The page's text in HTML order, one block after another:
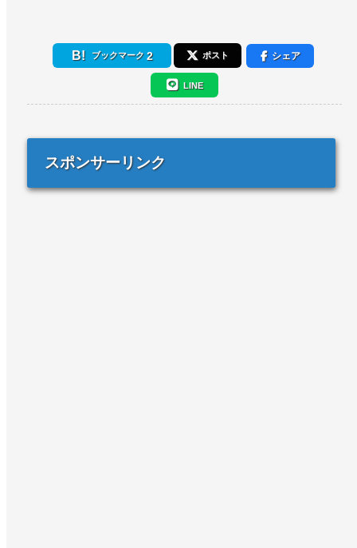
ブックマーク 2 ポスト シェア
LINE
スポンサーリンク